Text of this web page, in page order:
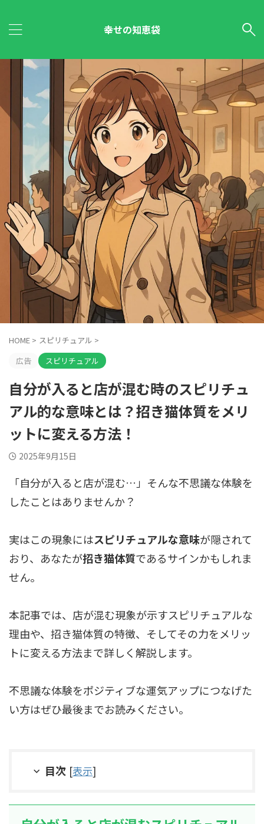
幸せの知恵袋
HOME > スピリチュアル >
広告
スピリチュアル
自分が入ると店が混む時のスピリチュ
アル的な意味とは？招き猫体質をメリ
ットに変える方法！
2025年9月15日
「自分が入ると店が混む…」そんな不思議な体験を
したことはありませんか？
実はこの現象にはスピリチュアルな意味が隠されて
おり、あなたが招き猫体質であるサインかもしれま
せん。
本記事では、店が混む現象が示すスピリチュアルな
理由や、招き猫体質の特徴、そしてその力をメリッ
トに変える方法まで詳しく解説します。
不思議な体験をポジティブな運気アップにつなげた
い方はぜひ最後までお読みください。
目次 [表示]